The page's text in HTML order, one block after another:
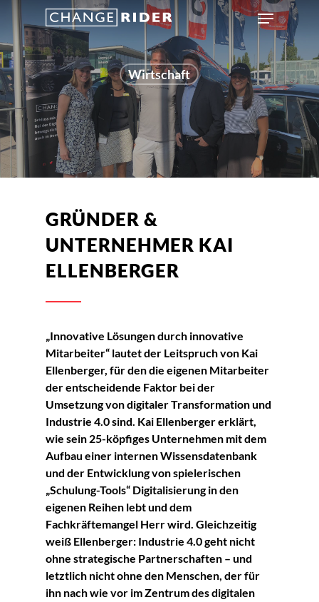
Wirtschaft
GRÜNDER &
UNTERNEHMER KAI
ELLENBERGER
„Innovative Lösungen durch innovative
Mitarbeiter“ lautet der Leitspruch von Kai
Ellenberger, für den die eigenen Mitarbeiter
der entscheidende Faktor bei der
Umsetzung von digitaler Transformation und
Industrie 4.0 sind. Kai Ellenberger erklärt,
wie sein 25-köpfiges Unternehmen mit dem
Aufbau einer internen Wissensdatenbank
und der Entwicklung von spielerischen
„Schulung-Tools“ Digitalisierung in den
eigenen Reihen lebt und dem
Fachkräftemangel Herr wird. Gleichzeitig
weiß Ellenberger: Industrie 4.0 geht nicht
ohne strategische Partnerschaften – und
letztlich nicht ohne den Menschen, der für
ihn nach wie vor im Zentrum des digitalen